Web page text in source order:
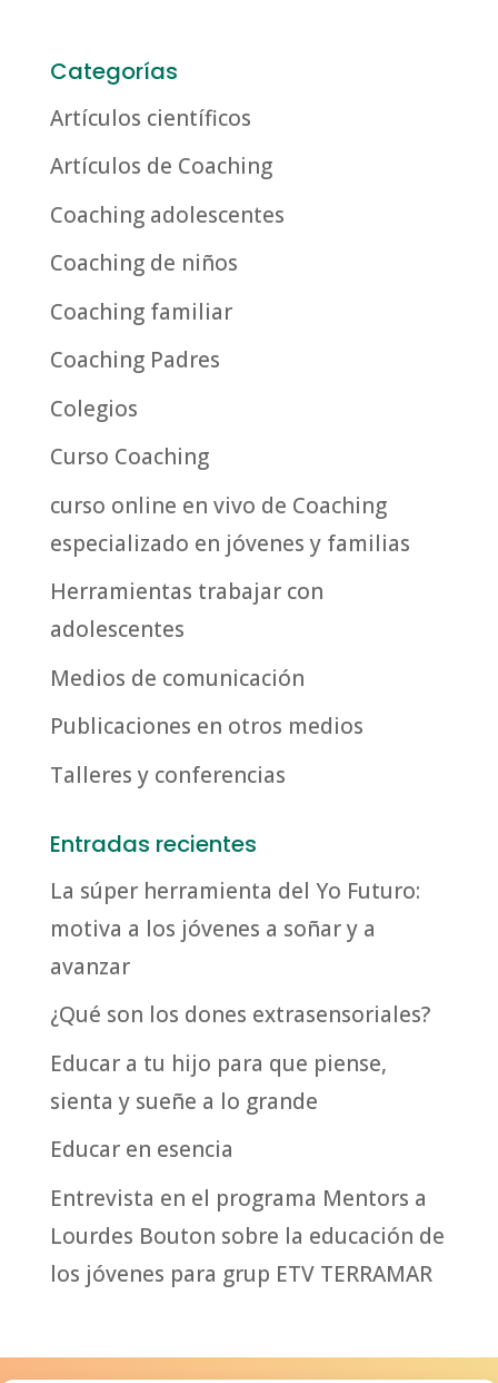
Categorías
Artículos científicos
Artículos de Coaching
Coaching adolescentes
Coaching de niños
Coaching familiar
Coaching Padres
Colegios
Curso Coaching
curso online en vivo de Coaching
especializado en jóvenes y familias
Herramientas trabajar con
adolescentes
Medios de comunicación
Publicaciones en otros medios
Talleres y conferencias
Entradas recientes
La súper herramienta del Yo Futuro:
motiva a los jóvenes a soñar y a
avanzar
¿Qué son los dones extrasensoriales?
Educar a tu hijo para que piense,
sienta y sueñe a lo grande
Educar en esencia
Entrevista en el programa Mentors a
Lourdes Bouton sobre la educación de
los jóvenes para grup ETV TERRAMAR